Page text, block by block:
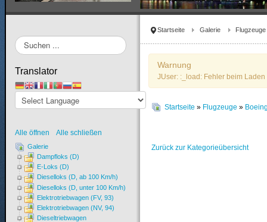
Startseite Galerie Flugzeuge
Warnung
JUser: :_load: Fehler beim
Startseite » Flugzeuge »
Zurück zur Kategorieübersicht
Suchen
...
Translator
Alle öffnen Alle schließen
Galerie
Dampfloks (D)
E-Loks (D)
Dieselloks (D, ab 100 Km/h)
Dieselloks (D, unter 100 Km/h)
Elektrotriebwagen (FV, 93)
Elektrotriebwagen (NV, 94)
Dieseltriebwagen